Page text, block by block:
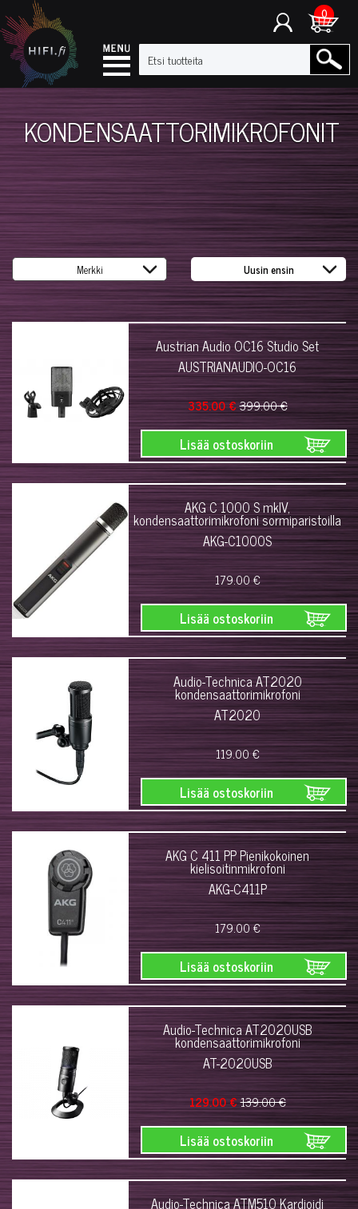
0
KONDENSAATTORIMIKROFONIT
Austrian Audio OC16 Studio Set
AUSTRIANAUDIO-OC16
335.00 €399.00 €
Lisää ostoskoriin
AKG C 1000 S mk­IV,
kondensaattorimikrofoni sormiparistoilla
AKG-C1000S
179.00 €
Lisää ostoskoriin
Audio-Technica AT2020
kondensaattorimikrofoni
AT2020
119.00 €
Lisää ostoskoriin
AKG C 411 PP Pienikokoinen
kielisoitinmikrofoni
AKG-C411P
179.00 €
Lisää ostoskoriin
Audio-Technica AT2020USB
kondensaattorimikrofoni
AT-2020USB
129.00 €139.00 €
Lisää ostoskoriin
Audio-Technica ATM510 Kardioidi